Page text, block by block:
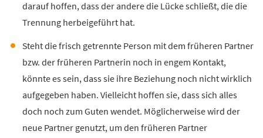
darauf hoffen, dass der andere die Lücke schließt, die die
Trennung herbeigeführt hat.
Steht die frisch getrennte Person mit dem früheren Partner
bzw. der früheren Partnerin noch in engem Kontakt,
könnte es sein, dass sie ihre Beziehung noch nicht wirklich
aufgegeben haben. Vielleicht hoffen sie, dass sich alles
doch noch zum Guten wendet. Möglicherweise wird der
neue Partner genutzt, um den früheren Partner